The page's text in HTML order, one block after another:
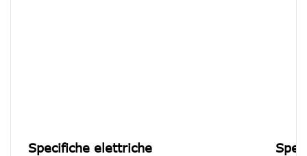
Specifiche elettriche